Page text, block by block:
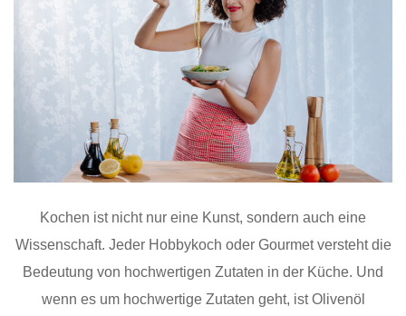
Kochen ist nicht nur eine Kunst, sondern auch eine
Wissenschaft. Jeder Hobbykoch oder Gourmet versteht die
Bedeutung von hochwertigen Zutaten in der Küche. Und
wenn es um hochwertige Zutaten geht, ist Olivenöl